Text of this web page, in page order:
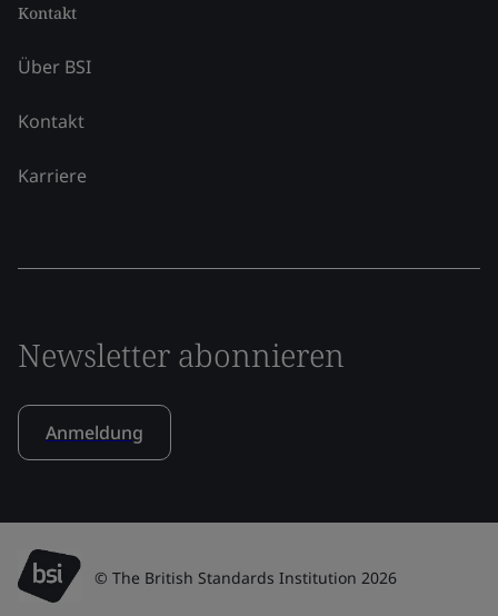
Kontakt
Über BSI
Kontakt
Karriere
Newsletter abonnieren
Anmeldung
© The British Standards Institution 2026